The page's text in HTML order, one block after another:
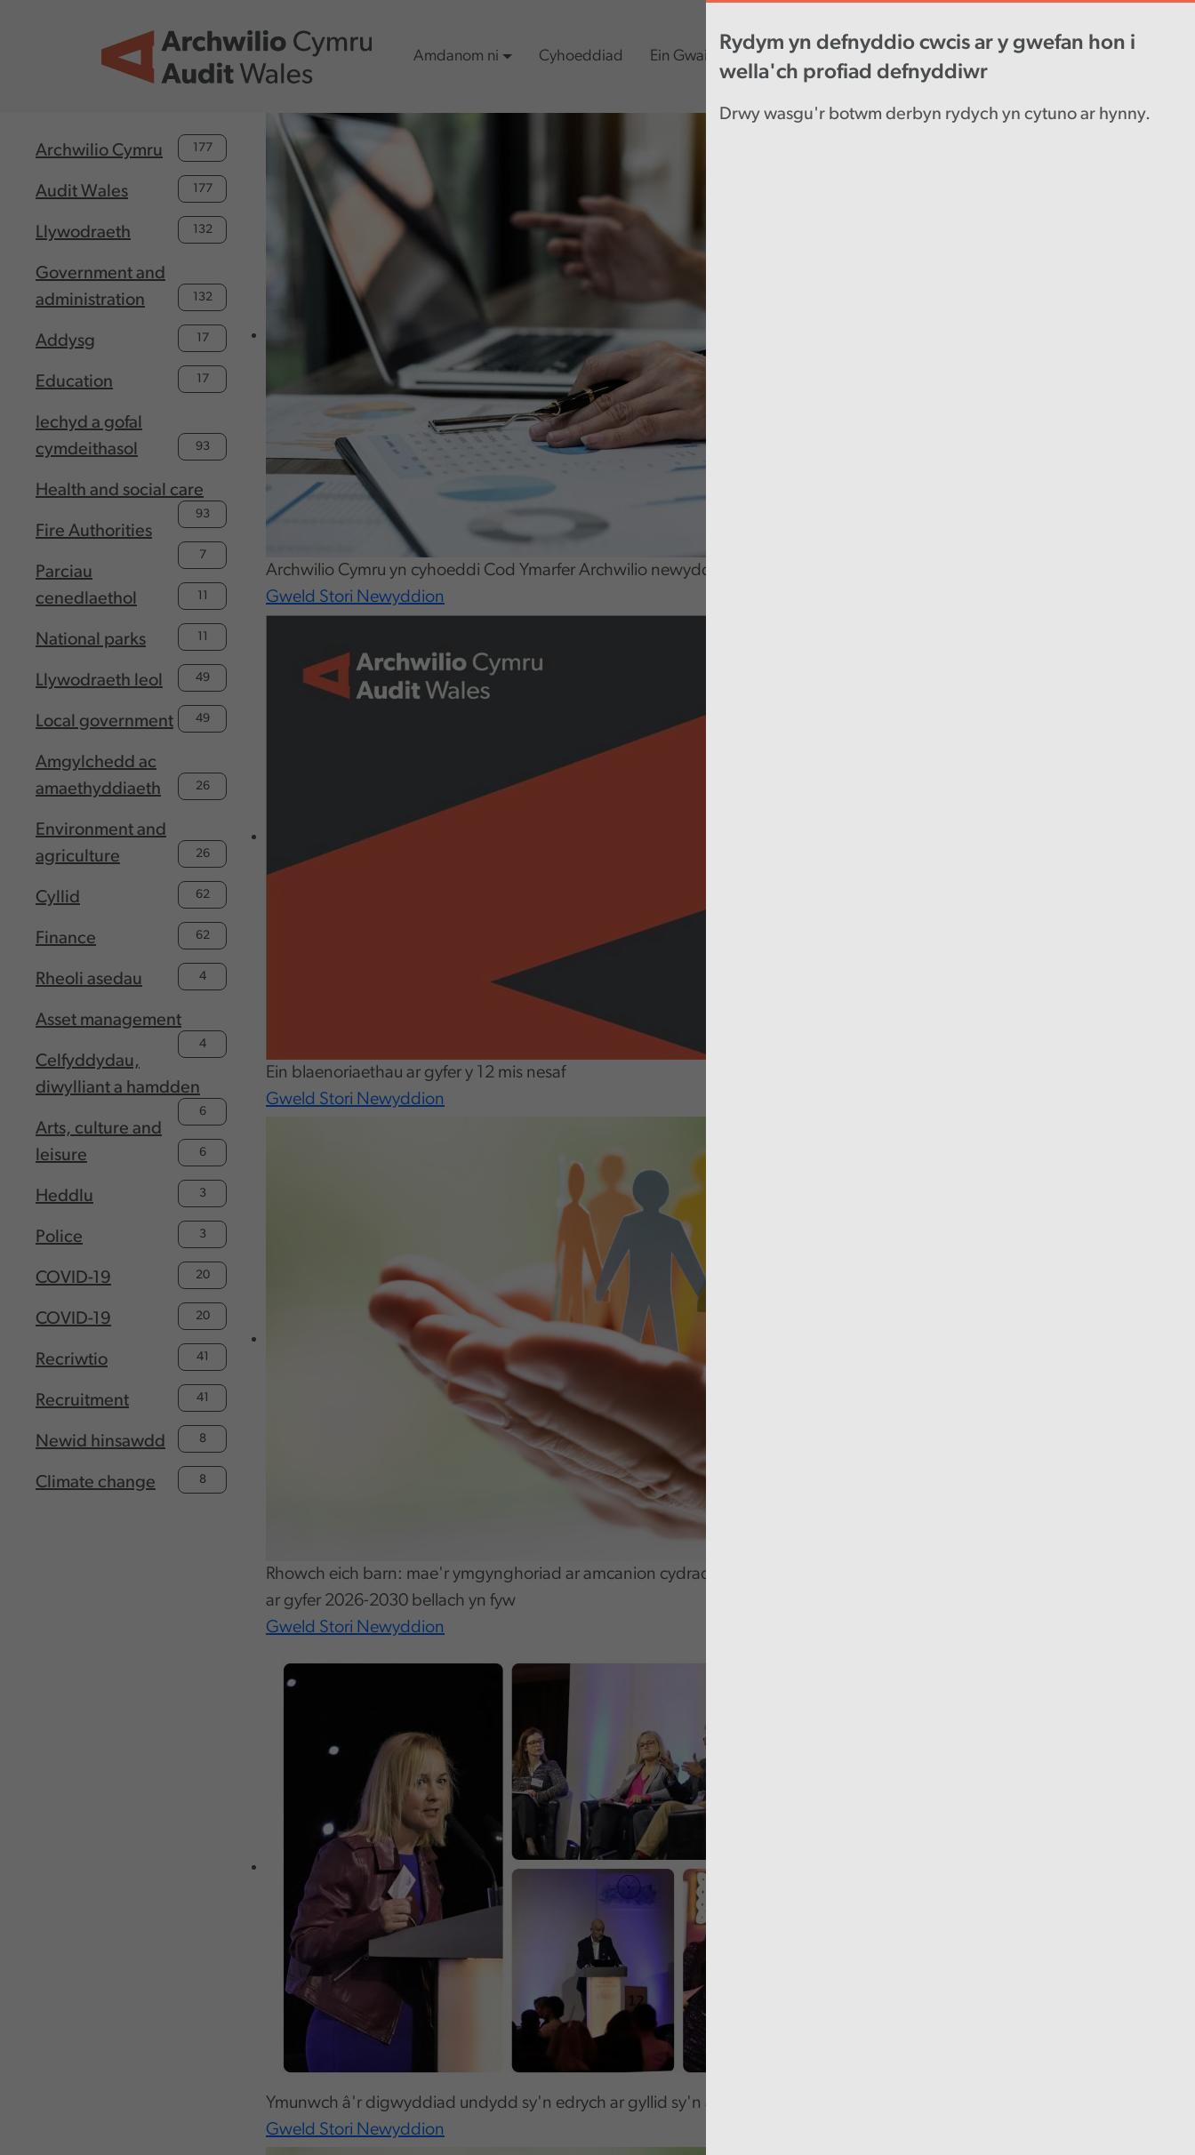
Rydym yn defnyddio cwcis ar y gwefan hon i
wella'ch profiad defnyddiwr
Drwy wasgu'r botwm derbyn rydych yn cytuno ar hynny.
Amdanom ni Cyhoeddiad Ein Gwaith Cynnwys diweddaraf Gyrfaoedd
Archwilio Cymru 177
Audit Wales 177
Llywodraeth 132
Government and
administration
132
Addysg 17
Education 17
Iechyd a gofal
cymdeithasol
93
Health and social care
93
Fire Authorities
7
Parciau
cenedlaethol
11
National parks 11
Llywodraeth leol 49
Local government 49
Amgylchedd ac
amaethyddiaeth
26
Environment and
agriculture
26
Cyllid 62
Finance 62
Rheoli asedau 4
Asset management
4
Celfyddydau,
diwylliant a hamdden
6
Arts, culture and
leisure
6
Heddlu 3
Police 3
COVID-19 20
COVID-19 20
Recriwtio 41
Recruitment 41
Newid hinsawdd 8
Climate change 8
Archwilio Cymru yn cyhoeddi Cod Ymarfer Archwilio newydd Archwilydd Cyffredinol Cymru
Gweld Stori Newyddion
Ein blaenoriaethau ar gyfer y 12 mis nesaf
Gweld Stori Newyddion
Rhowch eich barn: mae'r ymgynghoriad ar amcanion cydraddoldeb arfaethedig Archwilio Cymru
ar gyfer 2026-2030 bellach yn fyw
Gweld Stori Newyddion
Ymunwch â'r digwyddiad undydd sy'n edrych ar gyllid sy'n addas i'r dyfodol
Gweld Stori Newyddion